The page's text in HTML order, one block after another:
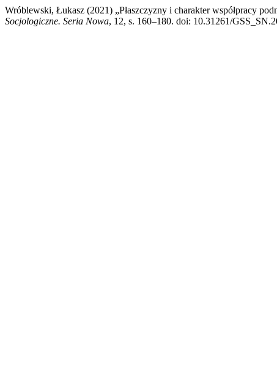
Wróblewski, Łukasz (2021) „Płaszczyzny i charakter współpracy
Socjologiczne. Seria Nowa, 12, s. 160–180. doi: 10.31261/